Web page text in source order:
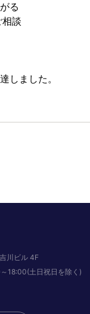
る
相談
しました。
川ビル 4F
18:00(土日祝日を除く)